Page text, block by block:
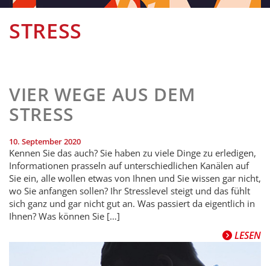
STRESS
VIER WEGE AUS DEM
STRESS
10. September 2020
Kennen Sie das auch? Sie haben zu viele Dinge zu erledigen,
Informationen prasseln auf unterschiedlichen Kanälen auf
Sie ein, alle wollen etwas von Ihnen und Sie wissen gar nicht,
wo Sie anfangen sollen? Ihr Stresslevel steigt und das fühlt
sich ganz und gar nicht gut an. Was passiert da eigentlich in
Ihnen? Was können Sie […]
LESEN